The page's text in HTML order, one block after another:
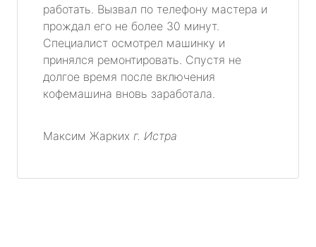
работать. Вызвал по телефону мастера и
прождал его не более 30 минут.
Специалист осмотрел машинку и
принялся ремонтировать. Спустя не
долгое время после включения
кофемашина вновь заработала.
Максим Жарких г. Истра